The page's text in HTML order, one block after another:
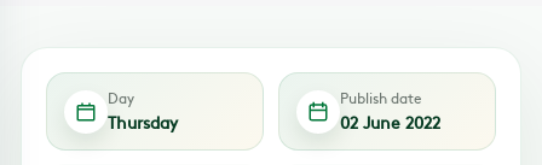
Day
Thursday
Publish date
02 June 2022